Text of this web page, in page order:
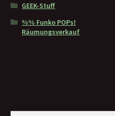
GEEK-Stuff
%% Funko POPs!
Räumungsverkauf